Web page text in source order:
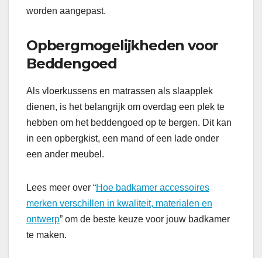
worden aangepast.
Opbergmogelijkheden voor
Beddengoed
Als vloerkussens en matrassen als slaapplek
dienen, is het belangrijk om overdag een plek te
hebben om het beddengoed op te bergen. Dit kan
in een opbergkist, een mand of een lade onder
een ander meubel.
Lees meer over “Hoe badkamer accessoires
merken verschillen in kwaliteit, materialen en
ontwerp” om de beste keuze voor jouw badkamer
te maken.